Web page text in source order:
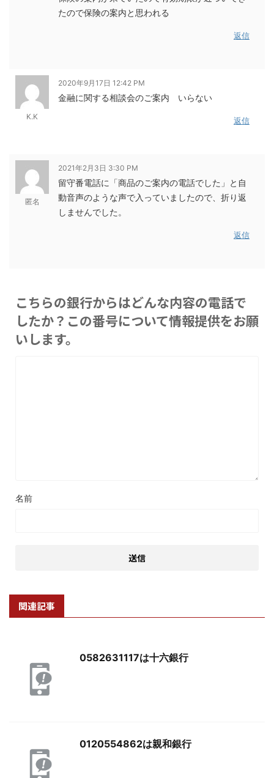
たので保険の案内と思われる
返信
K.K
2020年9月17日 12:42 PM
金融に関する相談会のご案内 いらない
返信
匿名
2021年2月3日 3:30 PM
留守番電話に「商品のご案内の電話でした」と自
動音声のような声で入っていましたので、折り返
しませんでした。
返信
こちらの銀行からはどんな内容の電話で
したか？この番号について情報提供をお願
いします。
名前
関連記事
0582631117は十六銀行
0120554862は親和銀行